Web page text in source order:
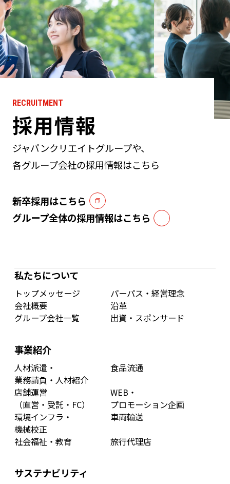
RECRUITMENT
採用情報
ジャパンクリエイトグループや、
各グループ会社の採用情報はこちら
新卒採用はこちら
グループ全体の採用情報はこちら
私たちについて
トップメッセージ
パーパス・経営理念
会社概要
沿革
グループ会社一覧
出資・スポンサード
事業紹介
人材派遣・
業務請負・人材紹介
食品流通
店舗運営
（直営・受託・FC）
WEB・
プロモーション企画
環境インフラ・
機械校正
車両輸送
社会福祉・教育
旅行代理店
サステナビリティ